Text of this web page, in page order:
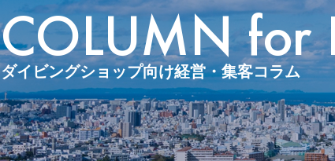
COLUMN for
ダイビングショップ向け経営・集客コラム